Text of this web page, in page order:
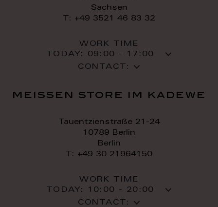
Sachsen
T: +49 3521 46 83 32
WORK TIME
TODAY: 09:00 - 17:00
CONTACT:
meissen store im kadewe
Tauentzienstraße 21-24
10789 Berlin
Berlin
T: +49 30 21964150
WORK TIME
TODAY:
10:00 - 20:00
CONTACT: